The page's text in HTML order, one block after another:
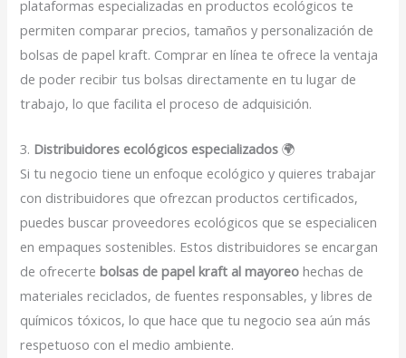
plataformas especializadas en productos ecológicos te
permiten comparar precios, tamaños y personalización de
bolsas de papel kraft. Comprar en línea te ofrece la ventaja
de poder recibir tus bolsas directamente en tu lugar de
trabajo, lo que facilita el proceso de adquisición.
3. Distribuidores ecológicos especializados 🌍
Si tu negocio tiene un enfoque ecológico y quieres trabajar
con distribuidores que ofrezcan productos certificados,
puedes buscar proveedores ecológicos que se especialicen
en empaques sostenibles. Estos distribuidores se encargan
de ofrecertebolsas de papel kraft al mayoreo hechas de
materiales reciclados, de fuentes responsables, y libres de
químicos tóxicos, lo que hace que tu negocio sea aún más
respetuoso con el medio ambiente.